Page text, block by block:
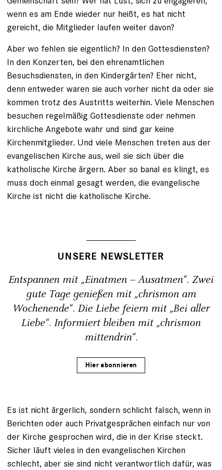
wenn es am Ende wieder nur heißt, es hat nicht
gereicht, die Mitglieder laufen weiter davon?
Aber wo fehlen sie eigentlich? In den Gottesdiensten?
In den Konzerten, bei den ehrenamtlichen
Besuchsdiensten, in den Kindergärten? Eher nicht,
denn entweder waren sie auch vorher nicht da oder sie
kommen trotz des Austritts weiterhin. Viele Menschen
besuchen regelmäßig Gottesdienste oder nehmen
kirchliche Angebote wahr und sind gar keine
Kirchenmitglieder. Und viele Menschen treten aus der
evangelischen Kirche aus, weil sie sich über die
katholische Kirche ärgern. Aber so banal es klingt, es
muss doch einmal gesagt werden, die evangelische
Kirche ist nicht die katholische Kirche.
UNSERE NEWSLETTER
Entspannen mit „Einatmen – Ausatmen“. Zwei
gute Tage genießen mit „chrismon am
Wochenende“. Die Liebe feiern mit „Bei aller
Liebe“. Informiert bleiben mit „chrismon
mittendrin“.
Hier abonnieren
Es ist nicht ärgerlich, sondern schlicht falsch, wenn in
Berichten oder auch Privatgesprächen einfach nur von
der Kirche gesprochen wird, die in der Krise steckt.
Sicher läuft vieles in den evangelischen Kirchen
schlecht, aber sie sind nicht verantwortlich dafür, was